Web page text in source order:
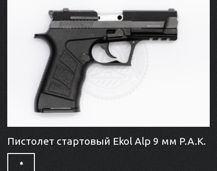
Пистолет стартовый Ekol Alp 9 мм P.A.K.